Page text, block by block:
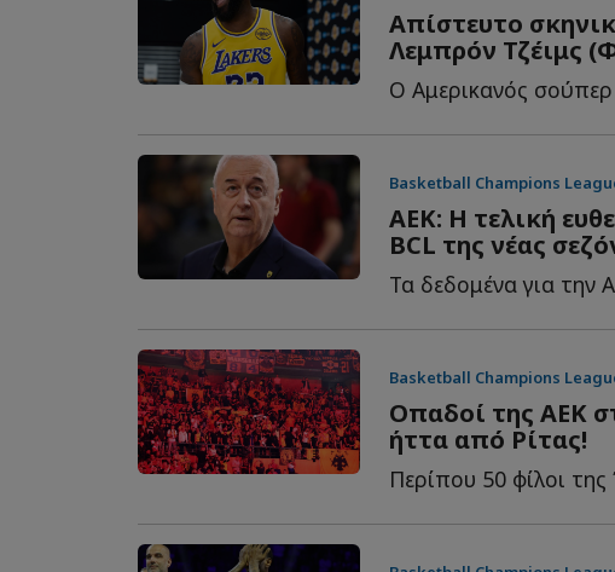
Απίστευτο
Λεμπρόν Τζέιμς
Basketball Champions
ΑΕΚ: Η τελική
BCL της νέας
Basketball Champions
Οπαδοί της ΑΕΚ
ήττα από Ρίτας!